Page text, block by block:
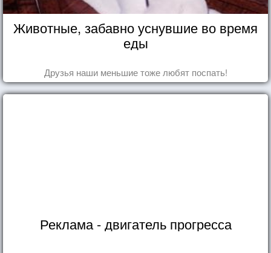
Животные, забавно уснувшие во время
еды
Друзья наши меньшие тоже любят поспать!
Реклама - двигатель прогресса